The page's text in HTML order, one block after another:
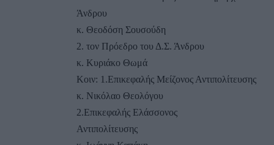
Άνδρου
κ. Θεοδόση Σουσούδη
2. τον Πρόεδρο του Δ.Σ. Άνδρου
κ. Κυριάκο Θωμά
Κοιν: 1.Επικεφαλής Μείζονος Αντιπολίτευσης
κ. Νικόλαο Θεολόγου
2.Επικεφαλής Ελάσσονος
Αντιπολίτευσης